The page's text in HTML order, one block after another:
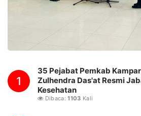
1
35 Pejabat Pemkab
Zulhendra Das'at Resmi
Kesehatan
Dibaca:1103 Kali